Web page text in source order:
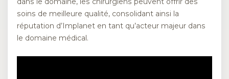
soins de meilleure qualité, consolidant ainsi la
réputation d’Implanet en tant qu’acteur majeur dans
le domaine médical.